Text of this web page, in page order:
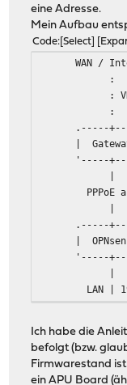
eine Adresse.
Mein Aufbau
Code Select
WAN /
:
: VDSL2
:
.-----
| Gateway |
'-----
PPPoE auf
.-----
|
LAN |
| LAN-
'-----
|
Ich habe die
befolgt (bzw.
Firmwarestand
ein APU Board